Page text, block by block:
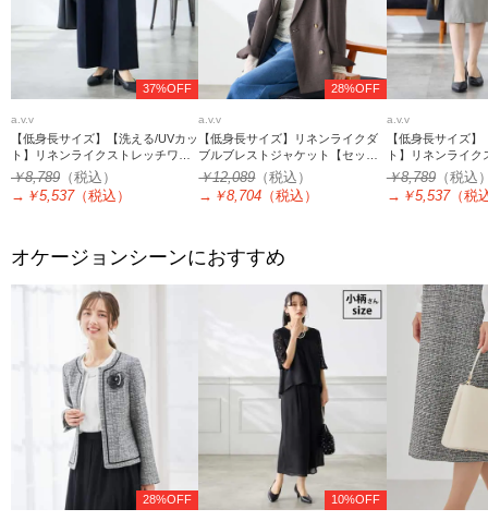
37%OFF
a.v.v
【低身長サイズ】【洗える/UVカッ
ト】リネンライクストレッチワイ
ドパンツ
￥8,789 （税込）
→ ￥5,537（税込）
28%OFF
a.v.v
【低身長サイズ】リネンライクダ
ブルブレストジャケット【セット
アップ対応/接触冷感/UVカット/ア
ンチピリング】
￥12,089（税込）
→ ￥8,704 （税込）
a.v.v
【低身長サイズ
ト】リネンライ
トスカート
￥8,789（税込
→ ￥5,537（税
オケージョンシーンにおすすめ
28%OFF 10%OFF